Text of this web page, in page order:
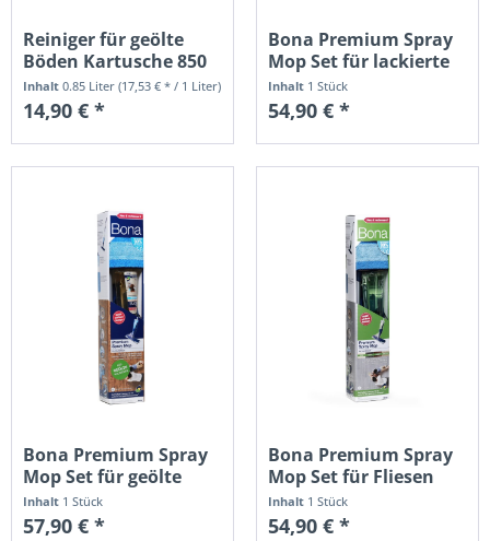
Reiniger für geölte
Böden Kartusche 850
ml
Inhalt 0.85 Liter (17,53 € * / 1 Liter)
14,90 € *
Bona Premium Spray
Mop Set für lackierte
Holzböden
Inhalt 1 Stück
54,90 € *
Bona Premium Spray
Mop Set für geölte
Holzböden
Inhalt 1 Stück
57,90 € *
Bona Premium Spray
Mop Set für Fliesen
und...
Inhalt 1 Stück
54,90 € *